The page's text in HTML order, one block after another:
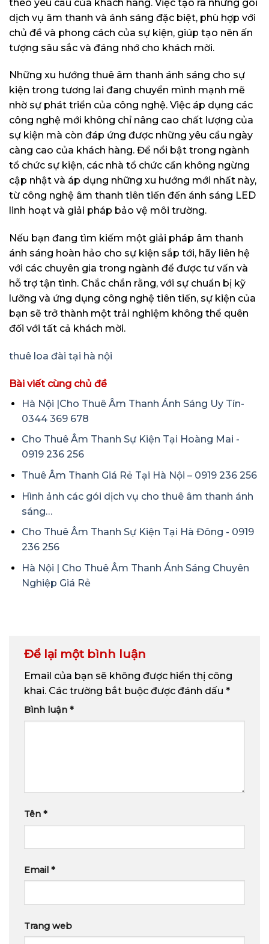
theo yêu cầu của khách hàng. Việc tạo ra những gói
dịch vụ âm thanh và ánh sáng đặc biệt, phù hợp với
chủ đề và phong cách của sự kiện, giúp tạo nên ấn
tượng sâu sắc và đáng nhớ cho khách mời.
Những xu hướng thuê âm thanh ánh sáng cho sự
kiện trong tương lai đang chuyển mình mạnh mẽ
nhờ sự phát triển của công nghệ. Việc áp dụng các
công nghệ mới không chỉ nâng cao chất lượng của
sự kiện mà còn đáp ứng được những yêu cầu ngày
càng cao của khách hàng. Để nổi bật trong ngành
tổ chức sự kiện, các nhà tổ chức cần không ngừng
cập nhật và áp dụng những xu hướng mới nhất này,
từ công nghệ âm thanh tiên tiến đến ánh sáng LED
linh hoạt và giải pháp bảo vệ môi trường.
Nếu bạn đang tìm kiếm một giải pháp âm thanh
ánh sáng hoàn hảo cho sự kiện sắp tới, hãy liên hệ
với các chuyên gia trong ngành để được tư vấn và
hỗ trợ tận tình. Chắc chắn rằng, với sự chuẩn bị kỹ
lưỡng và ứng dụng công nghệ tiên tiến, sự kiện của
bạn sẽ trở thành một trải nghiệm không thể quên
đối với tất cả khách mời.
thuê loa đài tại hà nội
Bài viết cùng chủ đề
Hà Nội |Cho Thuê Âm Thanh Ánh Sáng Uy Tín-
0344 369 678
Cho Thuê Âm Thanh Sự Kiện Tại Hoàng Mai -
0919 236 256
Thuê Âm Thanh Giá Rẻ Tại Hà Nội – 0919 236 256
Hình ảnh các gói dịch vụ cho thuê âm thanh ánh
sáng…
Cho Thuê Âm Thanh Sự Kiện Tại Hà Đông - 0919
236 256
Hà Nội | Cho Thuê Âm Thanh Ánh Sáng Chuyên
Nghiệp Giá Rẻ
Để lại một bình luận
Email của bạn sẽ không được hiển thị công
khai. Các trường bắt buộc được đánh dấu *
Bình luận *
Tên *
Email *
Trang web